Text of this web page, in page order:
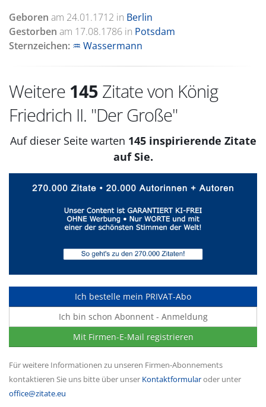
Geboren am 24.01.1712 in Berlin
Gestorben am 17.08.1786 in Potsdam
Sternzeichen: ♒ Wassermann
Weitere 145 Zitate von König
Friedrich II. "Der Große"
Auf dieser Seite warten 145 inspirierende Zitate
auf Sie.
Ich bestelle mein PRIVAT-Abo
Ich bin schon Abonnent - Anmeldung
Mit Firmen-E-Mail registrieren
Für weitere Informationen zu unseren Firmen-Abonnements
kontaktieren Sie uns bitte über unser Kontaktformularoder unter
office@zitate.eu